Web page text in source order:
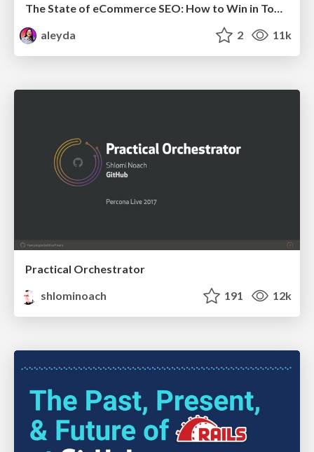
The State of eCommerce SEO: How to Win in Today's Products SERPs - #SEOweek
aleyda
2 11k
Practical Orchestrator
shlominoach
191 12k